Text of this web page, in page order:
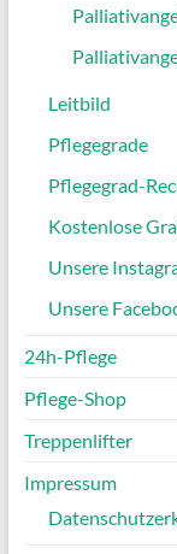
Leitbild
Pflegegrade
Pflegegrad-
Kostenlose
Unsere
Unsere
24h-Pflege
Pflege-Shop
Treppenlifter
Impressum